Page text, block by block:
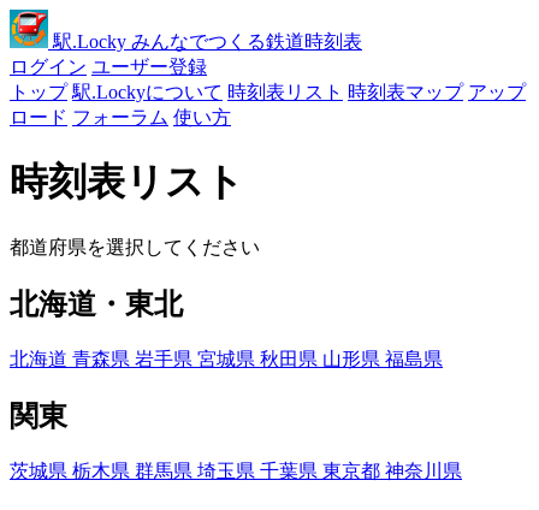
駅.Locky みんなでつくる鉄道時刻表
ログイン ユーザー登録
トップ 駅.Lockyについて 時刻表リスト 時刻表マップ アップ
ロード フォーラム 使い方
時刻表リスト
都道府県を選択してください
北海道・東北
北海道 青森県 岩手県 宮城県 秋田県 山形県 福島県
関東
茨城県 栃木県 群馬県 埼玉県 千葉県 東京都 神奈川県